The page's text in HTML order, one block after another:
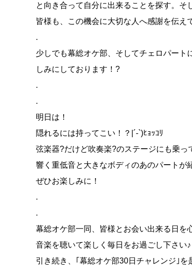
と向き合って自分に出来ることを探す。そ
皆様も、この機会に大切な人へ感謝を伝
.
少しでも幕総オケ部、そしてチェロパー
しみにしております！?
.
.
明日は！
隠れるには持ってこい！？|´-`)ﾋｮｯｺﾘ
弦楽器?だけど吹奏楽?のステージにも乗っ
響く重低音と大きなボディのあのパートが
ぜひお楽しみに！
.
.
幕総オケ部一同、皆様とお会い出来る日を
音楽を聴いて楽しく毎日をお過ごし下さい♪
引き続き、｢幕総オケ部30日チャレンジ｣を